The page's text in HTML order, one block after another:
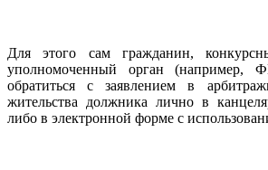
Для этого сам гражданин,
уполномоченный орган (например,
обратиться с заявлением в
жительства должника лично в
либо в электронной форме с